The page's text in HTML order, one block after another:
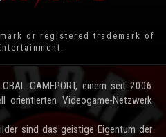
or registered trademark of
.
GAMEPORT, einem seit 2006
orientierten Videogame-Netzwerk
sind das geistige Eigentum der